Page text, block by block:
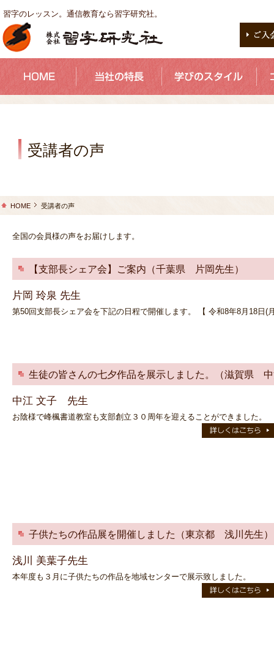
習字のレッスン。通信教育なら習字研究社。
受講者の声
HOME 受講者の声
全国の会員様の声をお届けします。
【支部長シェア会】ご案内（千葉県 片岡先生）
片岡 玲泉 先生
第50回支部長シェア会を下記の日程で開催します。 【 令和8年8月18日(
生徒の皆さんの七夕作品を展示しました。（滋賀県
中江 文子 先生
お陰様で峰楓書道教室も支部創立３０周年を迎えることができました。
子供たちの作品展を開催しました（東京都 浅川先生）
浅川 美葉子先生
本年度も３月に子供たちの作品を地域センターで展示致しました。